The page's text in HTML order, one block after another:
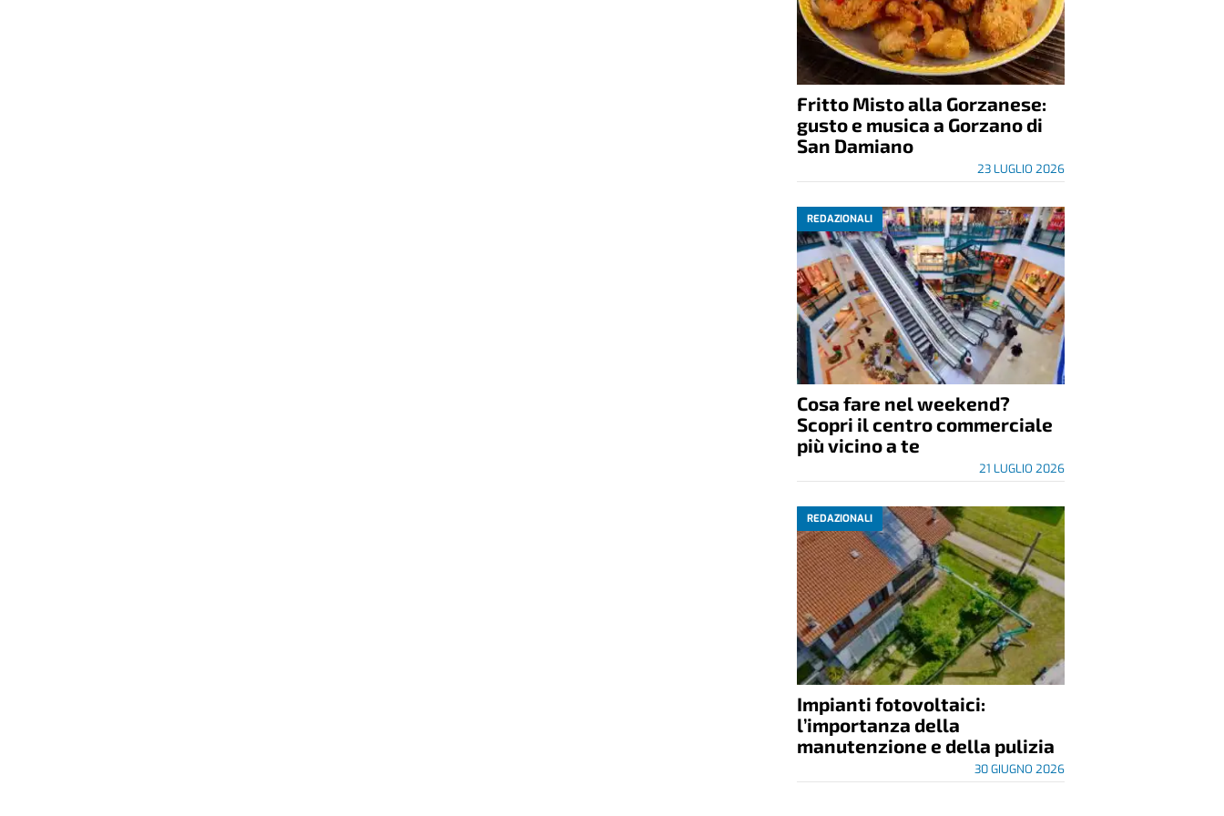
Fritto Misto alla Gorzanese:
gusto e musica a Gorzano di
San Damiano
23 LUGLIO 2026
REDAZIONALI
Cosa fare nel weekend?
Scopri il centro commerciale
più vicino a te
21 LUGLIO 2026
REDAZIONALI
Impianti fotovoltaici:
l’importanza della
manutenzione e della pulizia
30 GIUGNO 2026